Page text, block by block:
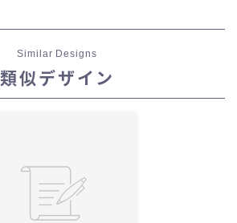
Similar Designs
類似デザイン